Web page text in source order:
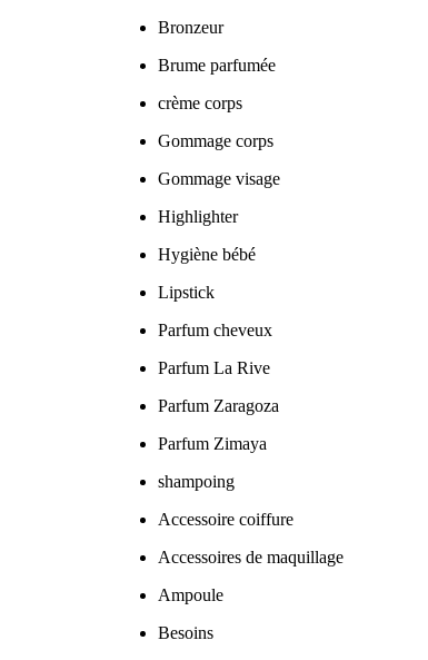
Bronzeur
Brume parfumée
crème corps
Gommage corps
Gommage visage
Highlighter
Hygiène bébé
Lipstick
Parfum cheveux
Parfum La Rive
Parfum Zaragoza
Parfum Zimaya
shampoing
Accessoire coiffure
Accessoires de maquillage
Ampoule
Besoins